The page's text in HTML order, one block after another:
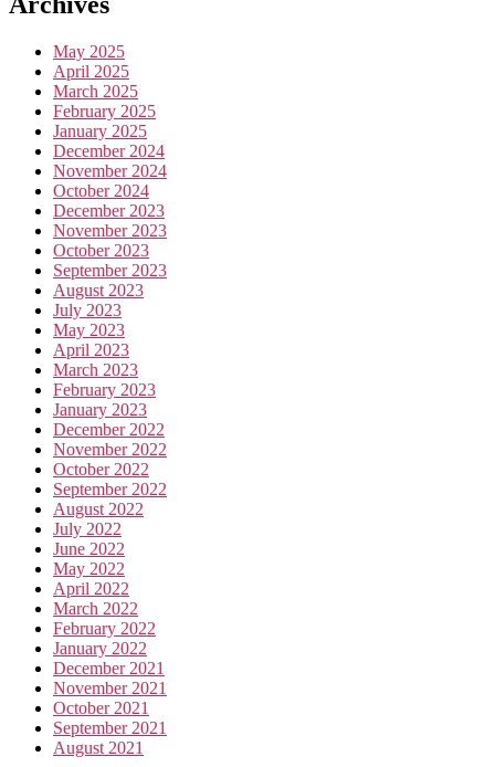
May 2025
April 2025
March 2025
February 2025
January 2025
December 2024
November 2024
October 2024
December 2023
November 2023
October 2023
September 2023
August 2023
July 2023
May 2023
April 2023
March 2023
February 2023
January 2023
December 2022
November 2022
October 2022
September 2022
August 2022
July 2022
June 2022
May 2022
April 2022
March 2022
February 2022
January 2022
December 2021
November 2021
October 2021
September 2021
August 2021